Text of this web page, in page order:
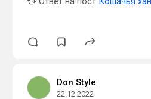
Don Style
22.12.2022